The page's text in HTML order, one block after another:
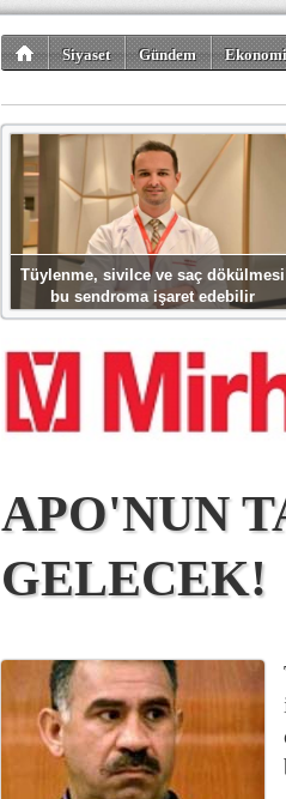
Siyaset Gündem Ekonomi
Tüylenme, sivilce ve saç dökülmesi
bu sendroma işaret edebilir
APO'NUN
GELECEK!